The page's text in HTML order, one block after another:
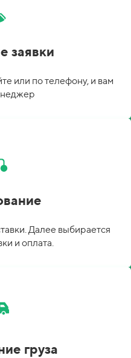
заявки
или по телефону, и вам
Далее выбирается
и оплата.
груза